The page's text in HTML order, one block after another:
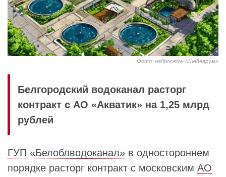
Фото: нейросеть «Шедеврум»
Белгородский водоканал расторг
контракт с АО «Акватик» на 1,25 млрд
рублей
ГУП «Белоблводоканал» в одностороннем
порядке расторг контракт с московским АО